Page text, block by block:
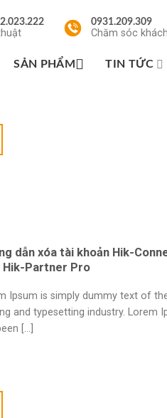
0931.209.309
Chăm sóc
SẢN PHẨM TIN TỨC
dẫn xóa tài khoản Hik-
Partner Pro
Ipsum is simply dummy text of
and typesetting industry. Lorem
[...]